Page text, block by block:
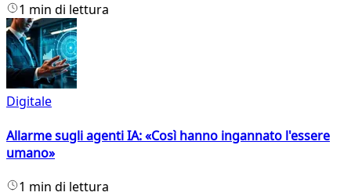
1 min di lettura
Digitale
Allarme sugli agenti IA: «Così hanno ingannato l'essere
umano»
1 min di lettura